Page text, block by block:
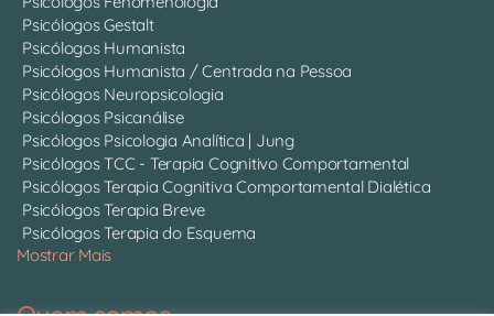
Psicólogos Gestalt
Psicólogos Humanista
Psicólogos Humanista / Centrada na Pessoa
Psicólogos Neuropsicologia
Psicólogos Psicanálise
Psicólogos Psicologia Analítica | Jung
Psicólogos TCC - Terapia Cognitivo Comportamental
Psicólogos Terapia Cognitiva Comportamental Dialética
Psicólogos Terapia Breve
Psicólogos Terapia do Esquema
Mostrar Mais